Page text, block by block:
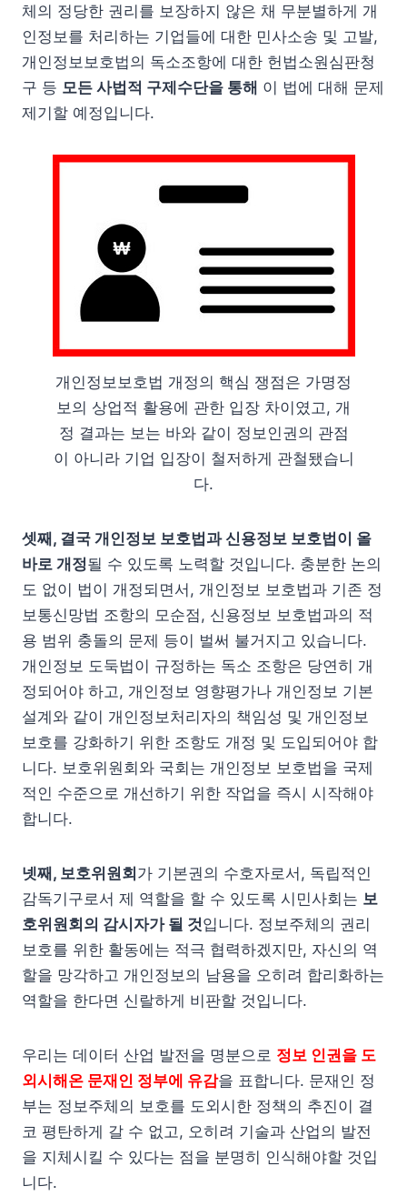
체의 정당한 권리를 보장하지 않은 채 무분별하게 개
인정보를 처리하는 기업들에 대한 민사소송 및 고발,
개인정보보호법의 독소조항에 대한 헌법소원심판청
구 등 모든 사법적 구제수단을 통해 이 법에 대해 문제
제기할 예정입니다.
개인정보보호법 개정의 핵심 쟁점은 가명정
보의 상업적 활용에 관한 입장 차이였고, 개
정 결과는 보는 바와 같이 정보인권의 관점
이 아니라 기업 입장이 철저하게 관철됐습니
다.
셋째, 결국 개인정보 보호법과 신용정보 보호법이 올
바로 개정될 수 있도록 노력할 것입니다. 충분한 논의
도 없이 법이 개정되면서, 개인정보 보호법과 기존 정
보통신망법 조항의 모순점, 신용정보 보호법과의 적
용 범위 충돌의 문제 등이 벌써 불거지고 있습니다.
개인정보 도둑법이 규정하는 독소 조항은 당연히 개
정되어야 하고, 개인정보 영향평가나 개인정보 기본
설계와 같이 개인정보처리자의 책임성 및 개인정보
보호를 강화하기 위한 조항도 개정 및 도입되어야 합
니다. 보호위원회와 국회는 개인정보 보호법을 국제
적인 수준으로 개선하기 위한 작업을 즉시 시작해야
합니다.
넷째, 보호위원회가 기본권의 수호자로서, 독립적인
감독기구로서 제 역할을 할 수 있도록 시민사회는 보
호위원회의 감시자가 될 것입니다. 정보주체의 권리
보호를 위한 활동에는 적극 협력하겠지만, 자신의 역
할을 망각하고 개인정보의 남용을 오히려 합리화하는
역할을 한다면 신랄하게 비판할 것입니다.
우리는 데이터 산업 발전을 명분으로 정보 인권을 도
외시해온 문재인 정부에 유감을 표합니다. 문재인 정
부는 정보주체의 보호를 도외시한 정책의 추진이 결
코 평탄하게 갈 수 없고, 오히려 기술과 산업의 발전
을 지체시킬 수 있다는 점을 분명히 인식해야할 것입
니다.